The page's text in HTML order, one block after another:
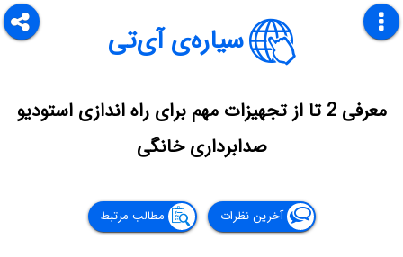
سیاره‌ی آی‌تی
معرفی 2 تا از تجهیزات مهم برای راه اندازی استودیو
صدابرداری خانگی
آخرین نظرات مطالب مرتبط